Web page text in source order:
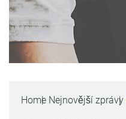
Home Nejnovější zprávy